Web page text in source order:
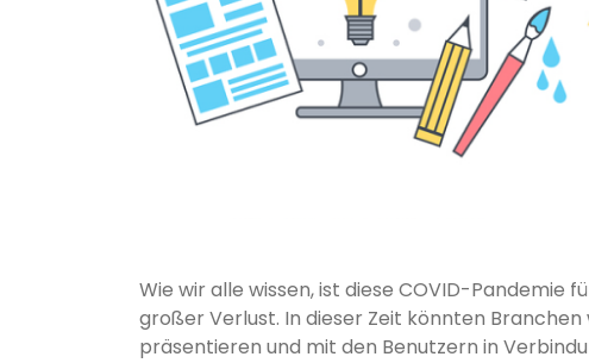
Wie wir alle wissen, ist diese COVID-Pandemie
großer Verlust. In dieser Zeit könnten
präsentieren und mit den Benutzern in